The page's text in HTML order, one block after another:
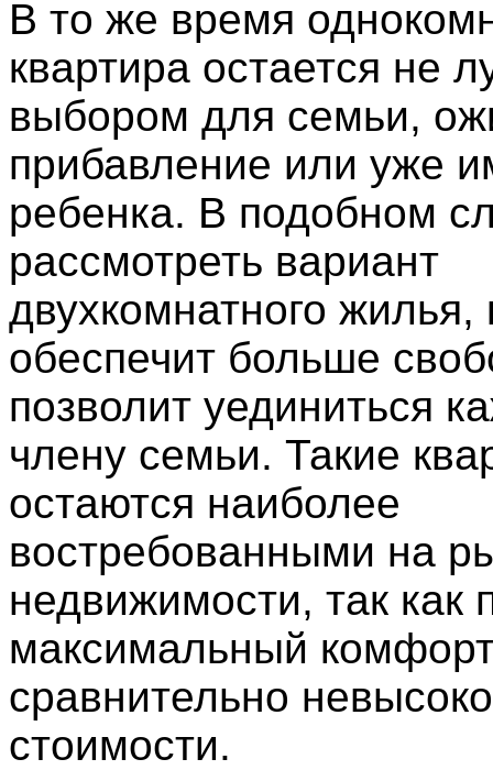
В то же время
квартира остается не
выбором для семьи,
прибавление или уже
ребенка. В подобном
рассмотреть вариант
двухкомнатного жилья,
обеспечит больше
позволит уединиться
члену семьи. Такие
остаются наиболее
востребованными на
недвижимости, так как
максимальный
сравнительно
стоимости.